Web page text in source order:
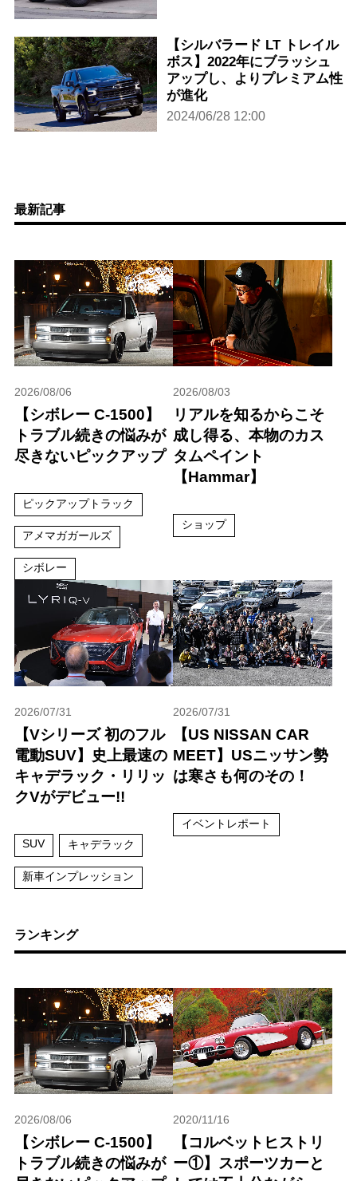
【シルバラード LT トレイル
ボス】2022年にブラッシュ
アップし、よりプレミアム性
が進化
2024/06/28 12:00
最新記事
2026/08/06
【シボレー C-1500】
トラブル続きの悩みが
尽きないピックアップ
ピックアップトラック
アメマガガールズ
シボレー
2026/08/03
リアルを知るからこそ
成し得る、本物のカス
タムペイント
【Hammar】
ショップ
2026/07/31
【Vシリーズ 初のフル
電動SUV】史上最速の
キャデラック・リリッ
クVがデビュー!!
SUV キャデラック
新車インプレッション
2026/07/31
【US NISSAN CAR
MEET】USニッサン勢
は寒さも何のその！
イベントレポート
ランキング
2026/08/06
【シボレー C-1500】
トラブル続きの悩みが
2020/11/16
【コルベットヒストリ
ー①】スポーツカーと